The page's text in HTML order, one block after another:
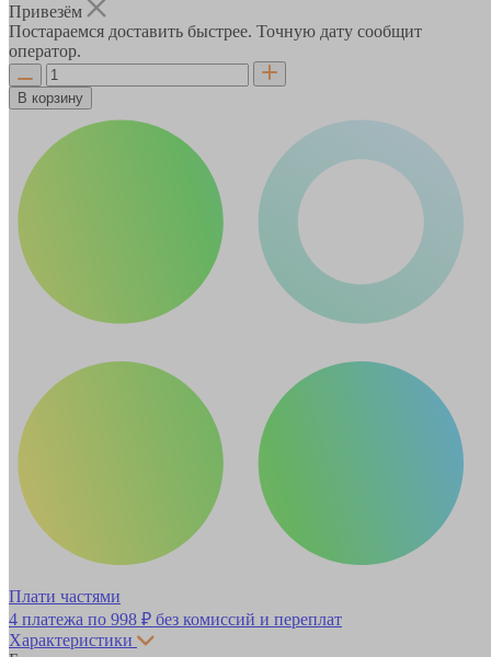
Привезём
Постараемся доставить быстрее. Точную дату сообщит
оператор.
В корзину
Плати частями
4 платежа по 998 ₽ без комиссий и переплат
Характеристики